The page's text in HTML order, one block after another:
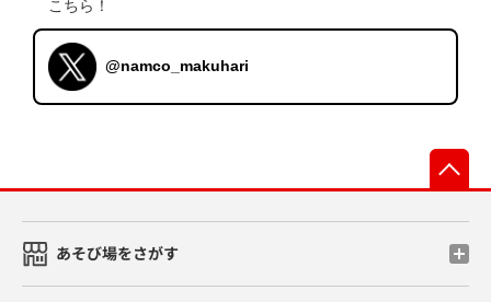
こちら！
@namco_makuhari
あそび場をさがす